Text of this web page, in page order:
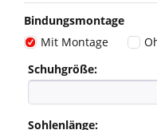
Bindungsmontage
Mit Montage
Schuhgröße:
Sohlenlänge: